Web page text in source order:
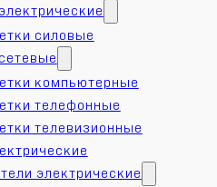
силовые
компьютерные
телефонные
телевизионные
электрические